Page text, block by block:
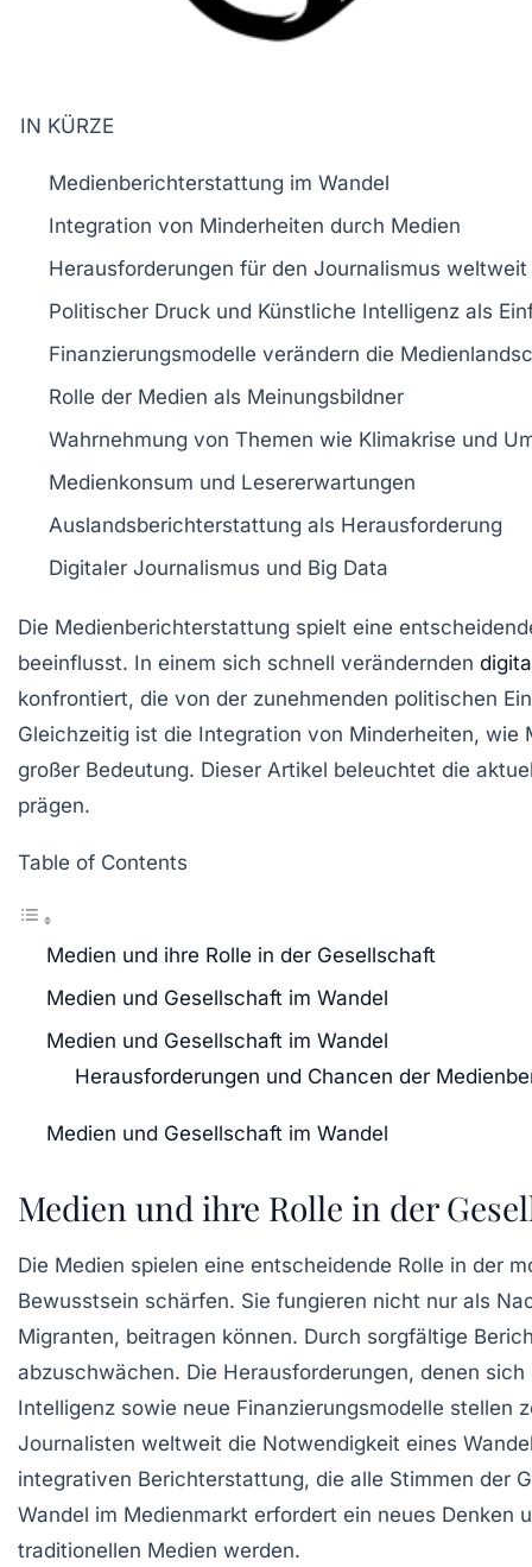
IN KÜRZE
Medienberichterstattung im Wandel
Integration von Minderheiten durch Medien
Herausforderungen für den Journalismus weltweit
Politischer Druck und Künstliche Intelligenz als
Finanzierungsmodelle verändern die
Rolle der Medien als Meinungsbildner
Wahrnehmung von Themen wie Klimakrise und
Medienkonsum und Lesererwartungen
Auslandsberichterstattung als Herausforderung
Digitaler Journalismus und Big Data
Die Medienberichterstattung spielt eine
beeinflusst. In einem sich schnell verändernden
konfrontiert, die von der zunehmenden politischen
Gleichzeitig ist die Integration von Minderheiten, wie
großer Bedeutung. Dieser Artikel beleuchtet die
prägen.
Table of Contents
Medien und ihre Rolle in der Gesellschaft
Medien und Gesellschaft im Wandel
Medien und Gesellschaft im Wandel
Herausforderungen und Chancen der
Medien und Gesellschaft im Wandel
Medien und ihre Rolle in der
Die Medien spielen eine entscheidende Rolle in der
Bewusstsein schärfen. Sie fungieren nicht nur als
Migranten, beitragen können. Durch sorgfältige
abzuschwächen. Die Herausforderungen, denen
Intelligenz sowie neue Finanzierungsmodelle stellen
Journalisten weltweit die Notwendigkeit eines
integrativen Berichterstattung, die alle Stimmen der
Wandel im Medienmarkt erfordert ein neues Denken
traditionellen Medien werden.